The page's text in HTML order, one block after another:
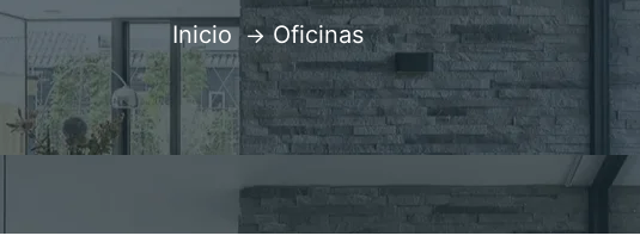
Inicio Oficinas